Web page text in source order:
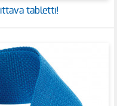
tabletti!